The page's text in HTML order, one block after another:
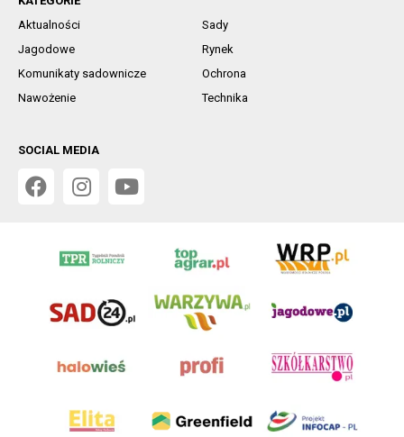
Aktualności
Sady
Jagodowe
Rynek
Komunikaty sadownicze
Ochrona
Nawożenie
Technika
SOCIAL MEDIA